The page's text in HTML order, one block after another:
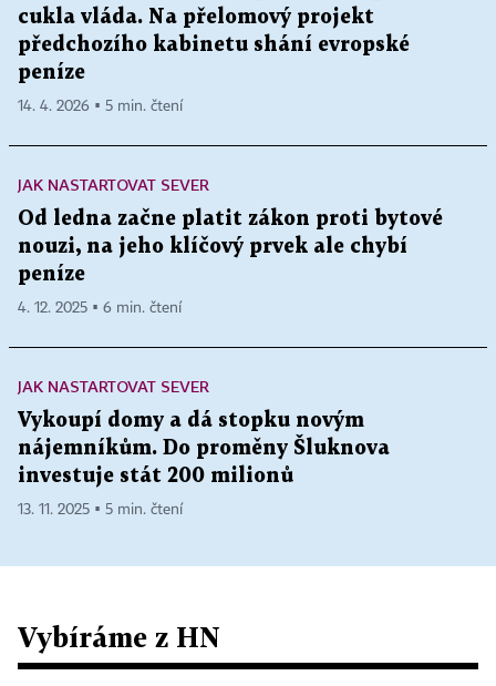
cukla vláda. Na přelomový projekt
předchozího kabinetu shání evropské
peníze
14. 4. 2026 ▪ 5 min. čtení
JAK NASTARTOVAT SEVER
Od ledna začne platit zákon proti bytové
nouzi, na jeho klíčový prvek ale chybí
peníze
4. 12. 2025 ▪ 6 min. čtení
JAK NASTARTOVAT SEVER
Vykoupí domy a dá stopku novým
nájemníkům. Do proměny Šluknova
investuje stát 200 milionů
13. 11. 2025 ▪ 5 min. čtení
Vybíráme z HN